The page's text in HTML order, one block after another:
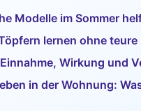
Modelle im Sommer
lernen ohne teure
Wirkung und
in der Wohnung: